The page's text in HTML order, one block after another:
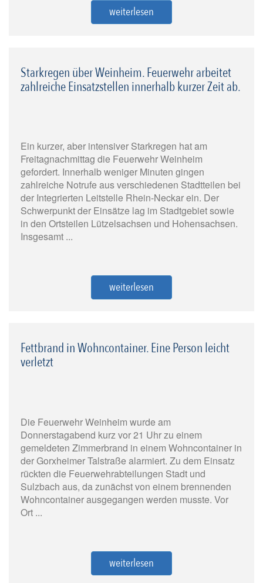
weiterlesen
Starkregen über Weinheim. Feuerwehr arbeitet
zahlreiche Einsatzstellen innerhalb kurzer Zeit ab.
Ein kurzer, aber intensiver Starkregen hat am
Freitagnachmittag die Feuerwehr Weinheim
gefordert. Innerhalb weniger Minuten gingen
zahlreiche Notrufe aus verschiedenen Stadtteilen bei
der Integrierten Leitstelle Rhein-Neckar ein. Der
Schwerpunkt der Einsätze lag im Stadtgebiet sowie
in den Ortsteilen Lützelsachsen und Hohensachsen.
Insgesamt ...
weiterlesen
Fettbrand in Wohncontainer. Eine Person leicht
verletzt
Die Feuerwehr Weinheim wurde am
Donnerstagabend kurz vor 21 Uhr zu einem
gemeldeten Zimmerbrand in einem Wohncontainer in
der Gorxheimer Talstraße alarmiert. Zu dem Einsatz
rückten die Feuerwehrabteilungen Stadt und
Sulzbach aus, da zunächst von einem brennenden
Wohncontainer ausgegangen werden musste. Vor
Ort ...
weiterlesen